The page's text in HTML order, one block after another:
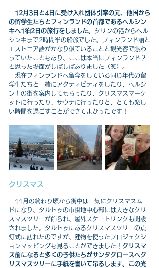
12月3日と4日に受け入れ団体引率の元、他国から
の留学生たちとフィンランドの首都であるヘルシン
キへ1泊2日の旅行をしました。 タリンの港からヘル
シンキまで2時間半の船旅でした。フィンランド語と
エストニア語がかなり似ていることと観光客で賑わ
っていたこともあり、ここは本当にフィンランド？
と思った場面がしばしばありました（笑）。
現在フィンランドへ留学をしている同じ年代の留
学生たちと一緒にアクティビティをしたり、ヘルシ
ンキの街を案内してもらったり、クリスマスマーケ
ットに行ったり、サウナに行ったりと、とても楽し
い時間を過ごすことができてよかったです！
クリスマス
11月の終わり頃から街中は一気にクリスマスムー
ドになり、タルトゥの市街地中心部には大きなクリ
スマスツリーが飾られ、屋外スケートリンクも開設
されました。タルトゥにあるクリスマスツリーの点
灯式に訪れたのですが、建物を使ったプロジェクシ
ョンマッピングも見ることができました！ クリスマ
ス前になると多くの子供たちがサンタクロースへク
リスマスツリーに手紙を書いて吊るします。この光